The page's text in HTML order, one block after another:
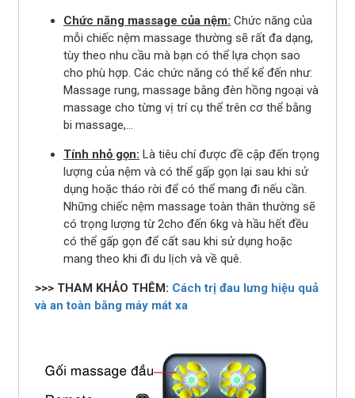
Chức năng massage của nệm: Chức năng của
mỗi chiếc nệm massage thường sẽ rất đa dạng,
tùy theo nhu cầu mà bạn có thể lựa chọn sao
cho phù hợp. Các chức năng có thể kể đến như:
Massage rung, massage bằng đèn hồng ngoại và
massage cho từng vị trí cụ thể trên cơ thể bằng
bi massage,...
Tính nhỏ gọn: Là tiêu chí được đề cập đến trọng
lượng của nệm và có thể gấp gọn lại sau khi sử
dụng hoặc tháo rời để có thể mang đi nếu cần.
Những chiếc nệm massage toàn thân thường sẽ
có trọng lượng từ 2cho đến 6kg và hầu hết đều
có thể gấp gọn để cất sau khi sử dụng hoặc
mang theo khi đi du lịch và về quê.
>>> THAM KHẢO THÊM: Cách trị đau lưng hiệu quả
và an toàn bằng máy mát xa